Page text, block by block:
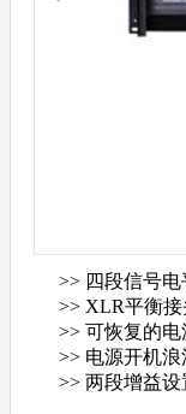
>> 四段信号电平
>> XLR平衡接
>> 可恢复的电
>> 电源开机浪
>> 两段增益设